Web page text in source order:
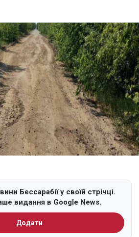
Бессарабії у своїй стрічці.
видання в Google News.
Додати